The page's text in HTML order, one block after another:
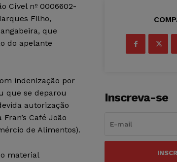
Cível nº 0006602-
Filho,
que
do apelante
indenização por
que se deparou
autorização
Café João
de Alimentos).
material
Inscreva-se